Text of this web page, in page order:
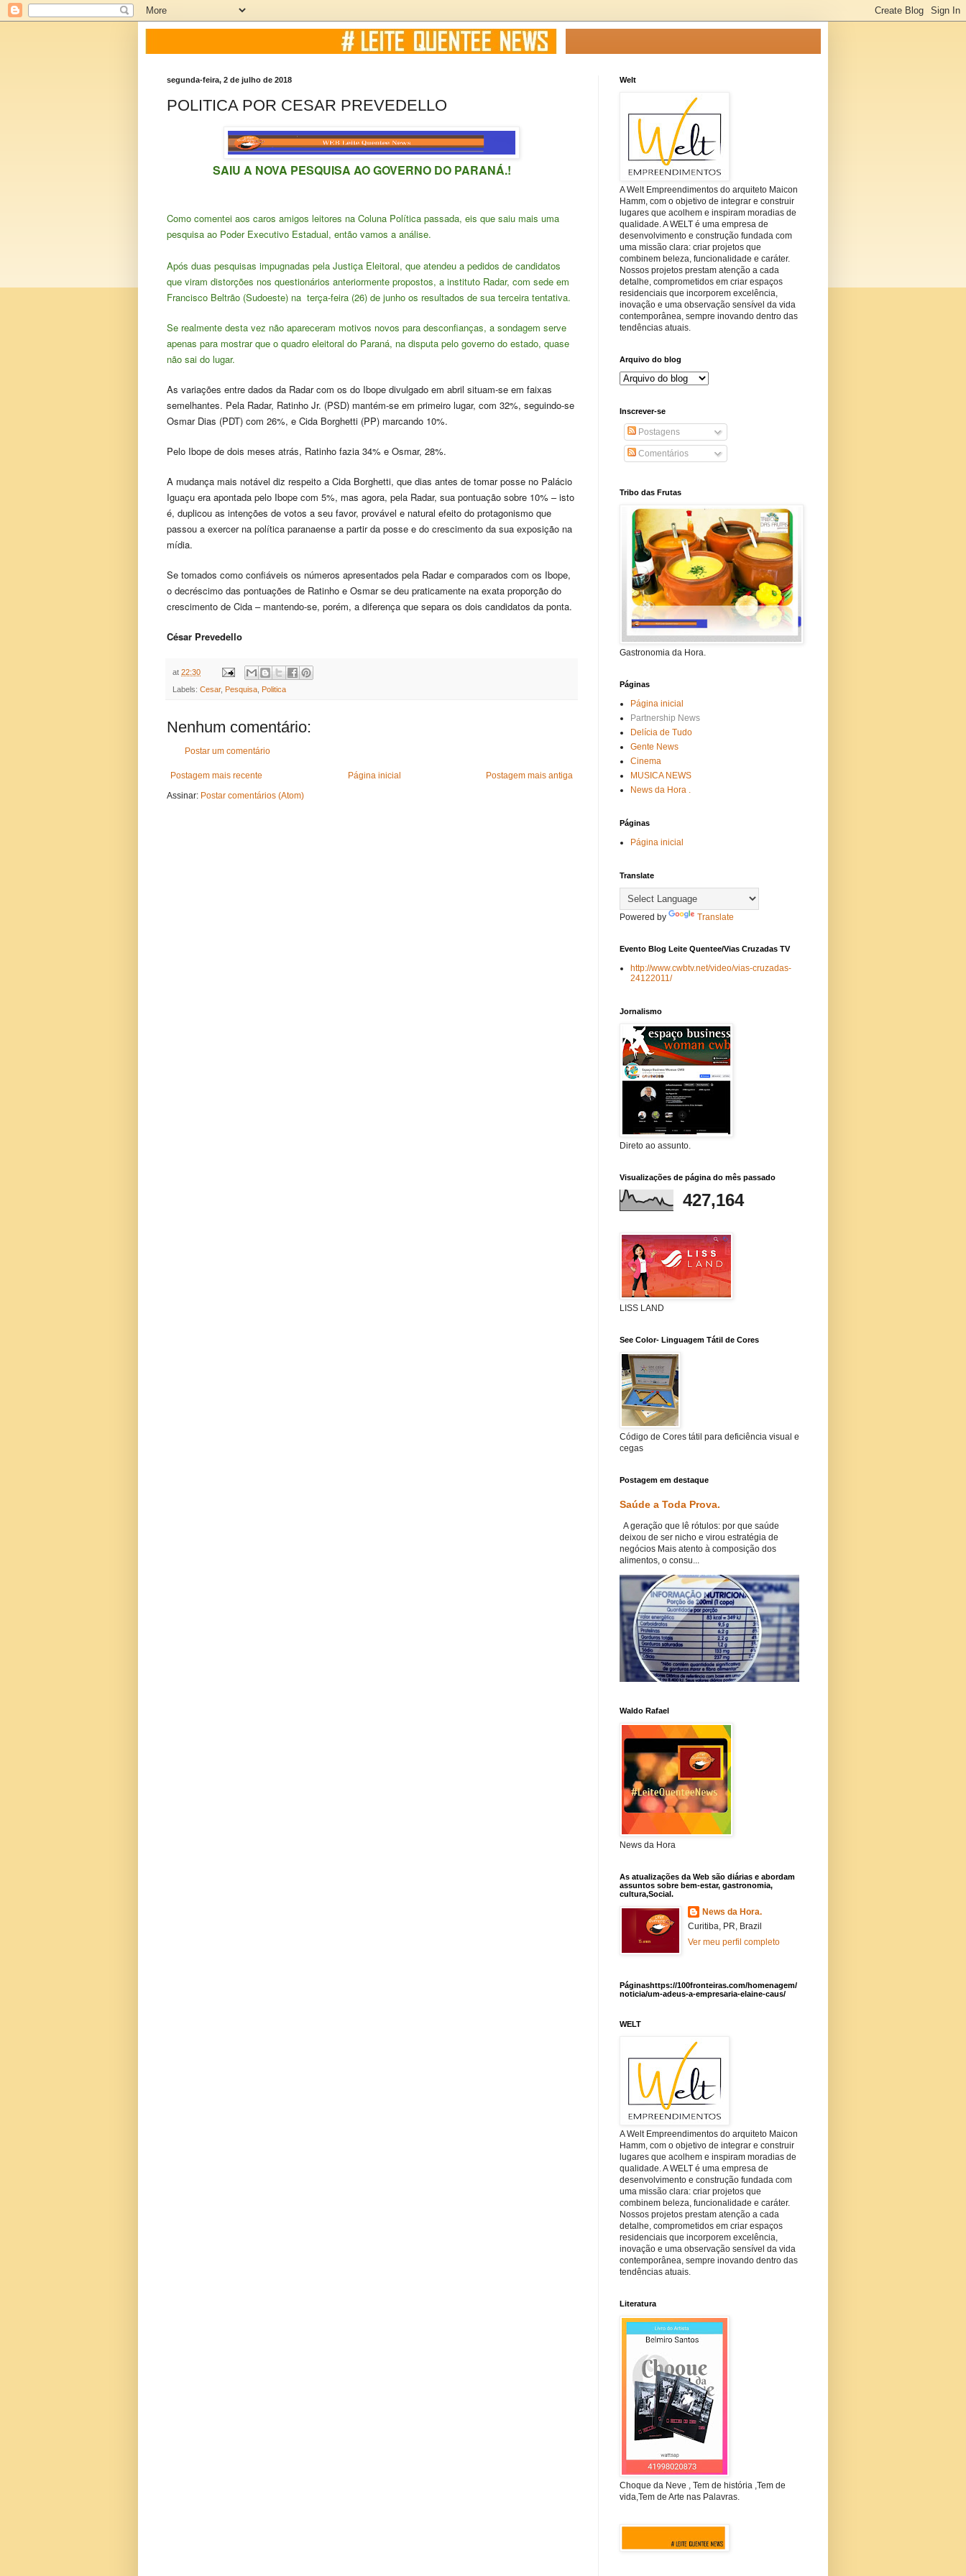
segunda-feira, 2 de julho de 2018
POLITICA POR CESAR PREVEDELLO
SAIU A NOVA PESQUISA AO GOVERNO DO PARANÁ.!
Como comentei aos caros amigos leitores na Coluna Política passada, eis que saiu mais uma
pesquisa ao Poder Executivo Estadual, então vamos a análise.
Após duas pesquisas impugnadas pela Justiça Eleitoral, que atendeu a pedidos de candidatos
que viram distorções nos questionários anteriormente propostos, a instituto Radar, com sede em
Francisco Beltrão (Sudoeste) na terça-feira (26) de junho os resultados de sua terceira tentativa.
Se realmente desta vez não apareceram motivos novos para desconfianças, a sondagem serve
apenas para mostrar que o quadro eleitoral do Paraná, na disputa pelo governo do estado, quase
não sai do lugar.
As variações entre dados da Radar com os do Ibope divulgado em abril situam-se em faixas
semelhantes. Pela Radar, Ratinho Jr. (PSD) mantém-se em primeiro lugar, com 32%, seguindo-se
Osmar Dias (PDT) com 26%, e Cida Borghetti (PP) marcando 10%.
Pelo Ibope de dois meses atrás, Ratinho fazia 34% e Osmar, 28%.
A mudança mais notável diz respeito a Cida Borghetti, que dias antes de tomar posse no Palácio
Iguaçu era apontada pelo Ibope com 5%, mas agora, pela Radar, sua pontuação sobre 10% – isto
é, duplicou as intenções de votos a seu favor, provável e natural efeito do protagonismo que
passou a exercer na política paranaense a partir da posse e do crescimento da sua exposição na
mídia.
Se tomados como confiáveis os números apresentados pela Radar e comparados com os Ibope,
o decréscimo das pontuações de Ratinho e Osmar se deu praticamente na exata proporção do
crescimento de Cida – mantendo-se, porém, a diferença que separa os dois candidatos da ponta.
César Prevedello
at 22:30
Labels: Cesar, Pesquisa Politica
Nenhum comentário:
Postar um comentário
Postagem mais recente Postagem mais antiga
Página inicial
Assinar: Postar comentários (Atom)
Welt
A Welt Empreendimentos do arquiteto Maicon
Hamm, com o objetivo de integrar e construir
lugares que acolhem e inspiram moradias de
qualidade. A WELT é uma empresa de
desenvolvimento e construção fundada com
uma missão clara: criar projetos que
combinem beleza, funcionalidade e caráter.
Nossos projetos prestam atenção a cada
detalhe, comprometidos em criar espaços
residenciais que incorporem excelência,
inovação e uma observação sensível da vida
contemporânea, sempre inovando dentro das
tendências atuais.
Arquivo do blog
Inscrever-se
Postagens
Comentários
Tribo das Frutas
Gastronomia da Hora.
Páginas
Página inicial
Partnership News
Delícia de Tudo
Gente News
Cinema
MUSICA NEWS
News da Hora .
Páginas
Página inicial
Translate
Powered by Translate
Evento Blog Leite Quentee/Vias Cruzadas TV
http://www.cwbtv.net/video/vias-cruzadas-
24122011/
Jornalismo
Direto ao assunto.
Visualizações de página do mês passado
427,164
LISS LAND
See Color- Linguagem Tátil de Cores
Código de Cores tátil para deficiência visual e
cegas
Postagem em destaque
Saúde a Toda Prova.
A geração que lê rótulos: por que saúde
deixou de ser nicho e virou estratégia de
negócios Mais atento à composição dos
alimentos, o consu...
Waldo Rafael
News da Hora
As atualizações da Web são diárias e abordam
assuntos sobre bem-estar, gastronomia,
cultura,Social.
News da Hora.
Curitiba, PR, Brazil
Ver meu perfil completo
Páginashttps://100fronteiras.com/homenagem/
noticia/um-adeus-a-empresaria-elaine-caus/
WELT
A Welt Empreendimentos do arquiteto Maicon
Hamm, com o objetivo de integrar e construir
lugares que acolhem e inspiram moradias de
qualidade. A WELT é uma empresa de
desenvolvimento e construção fundada com
uma missão clara: criar projetos que
combinem beleza, funcionalidade e caráter.
Nossos projetos prestam atenção a cada
detalhe, comprometidos em criar espaços
residenciais que incorporem excelência,
inovação e uma observação sensível da vida
contemporânea, sempre inovando dentro das
tendências atuais.
Literatura
Choque da Neve , Tem de história ,Tem de
vida,Tem de Arte nas Palavras.